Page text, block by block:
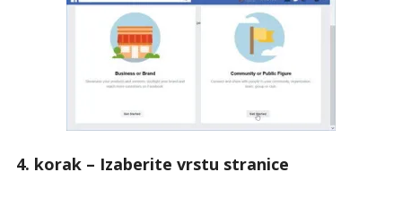
4. korak – Izaberite vrstu stranice